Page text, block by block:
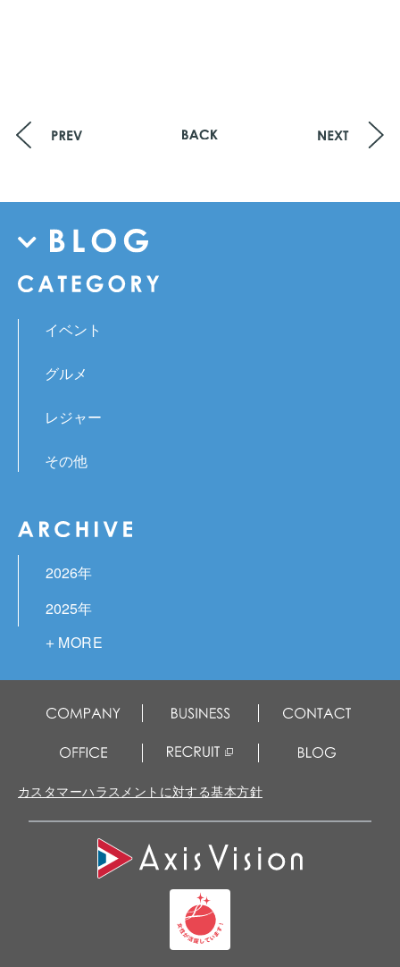
イベント
グルメ
レジャー
その他
2026年
2025年
2024年
2023年
2022年
2021年
2020年
2019年
カスタマーハラスメントに対する基本方針